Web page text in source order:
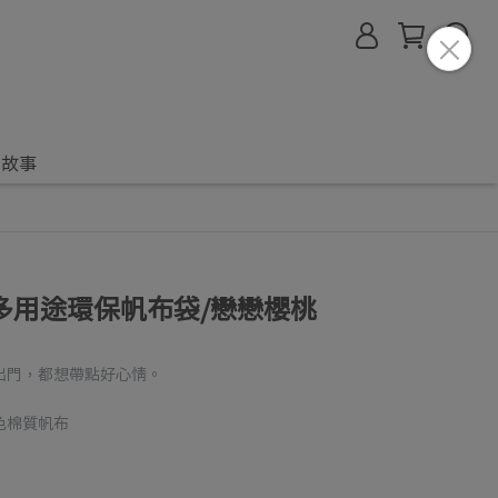
事
用途環保帆布袋/戀戀櫻桃
，都想帶點好心情。
棉質帆布